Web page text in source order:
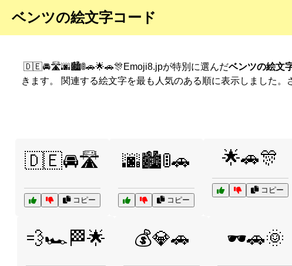
ベンツの絵文字コード
🇩🇪🚘🛣️🌆🏙️🚦🚗🌟🚗🎊Emoji8.jpが特別に選んだベンツの絵文
きます。 関連する絵文字を最も人気のある順に表示しました
🇩🇪🚘🛣️
コピー
🌆🏙️🚦🚗
コピー
🌟🚗🎊
コピー
💨🏎️🏁🌟 💰💎🚗 🕶️🚗🌞